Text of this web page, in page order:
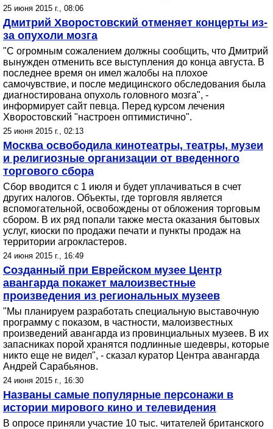
25 июня 2015 г., 08:06
Дмитрий Хворостовский отменяет концерты из-
за опухоли мозга
"С огромным сожалением должны сообщить, что Дмитрий
вынужден отменить все выступления до конца августа. В
последнее время он имел жалобы на плохое
самочувствие, и после медицинского обследования была
диагностирована опухоль головного мозга", -
информирует сайт певца. Перед курсом лечения
Хворостовский "настроен оптимистично".
25 июня 2015 г., 02:13
Москва освободила кинотеатры, театры, музеи
и религиозные организации от введенного
торгового сбора
Сбор вводится с 1 июля и будет уплачиваться в счет
других налогов. Объекты, где торговля является
вспомогательной, освобождены от обложения торговым
сбором. В их ряд попали также места оказания бытовых
услуг, киоски по продажи печати и пункты продаж на
территории агрокластеров.
24 июня 2015 г., 16:49
Созданный при Еврейском музее Центр
авангарда покажет малоизвестные
произведения из региональных музеев
"Мы планируем разработать специальную выставочную
программу с показом, в частности, малоизвестных
произведений авангарда из провинциальных музеев. В их
запасниках порой хранятся подлинные шедевры, которые
никто еще не видел", - сказал куратор Центра авангарда
Андрей Сарабьянов.
24 июня 2015 г., 16:30
Названы самые популярные персонажи в
истории мирового кино и телевидения
В опросе приняли участие 10 тыс. читателей британского